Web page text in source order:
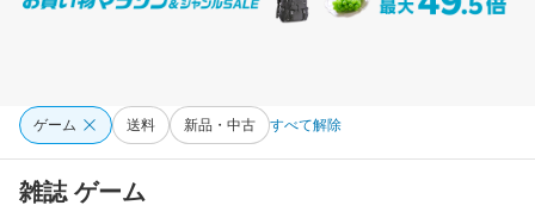
ゲーム 送料 新品・中古 すべて解除
雑誌 ゲーム